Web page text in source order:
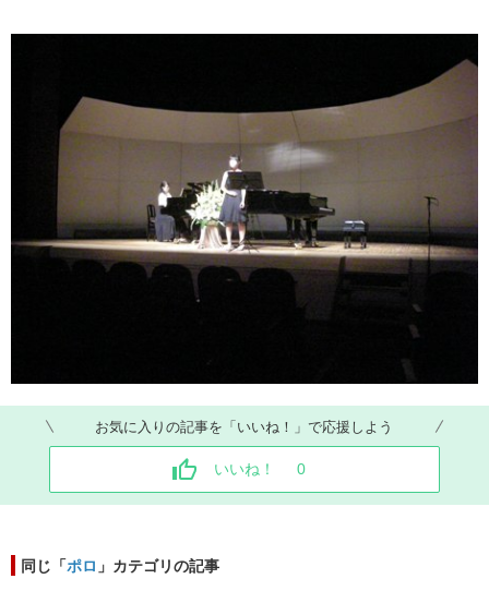
お気に入りの記事を「いいね！」で応援しよう
いいね！ 0
同じ「ポロ 」カテゴリの記事